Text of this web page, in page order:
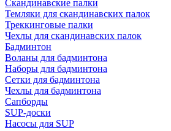
Скандинавские палки
Темляки для скандинавских палок
Треккинговые палки
Чехлы для скандинавских палок
Бадминтон
Воланы для бадминтона
Наборы для бадминтона
Сетки для бадминтона
Чехлы для бадминтона
Сапборды
SUP-доски
Насосы для SUP